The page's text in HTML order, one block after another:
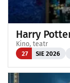
Harry
Kino, teatr
27 SIE 2026